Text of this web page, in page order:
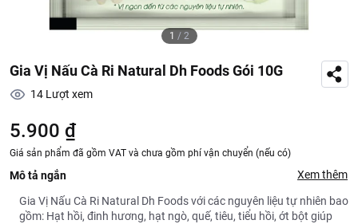
1 / 2
Gia Vị Nấu Cà Ri Natural Dh Foods Gói 10G
14 Lượt xem
5.900 ₫
Giá sản phẩm đã gồm VAT và chưa gồm phí vận chuyển (nếu có)
Mô tả ngắn Xem thêm
Gia Vị Nấu Cà Ri Natural Dh Foods với các nguyên liệu tự nhiên bao
gồm: Hạt hồi, đinh hương, hạt ngò, quế, tiêu, tiểu hồi, ớt bột giúp